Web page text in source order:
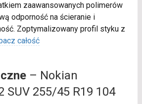
zaawansowanych polimerów
odporność na ścieranie i
Zoptymalizowany profil styku z
całość
– Nokian
SUV 255/45 R19 104